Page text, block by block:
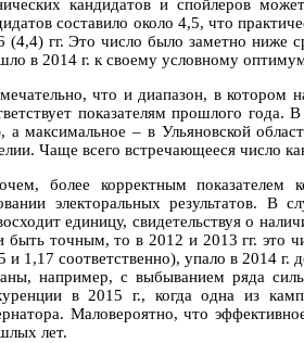
кандидатов и спойлеров
составило около 4,5, что
(4,4) гг. Это число было заметно ниже
в 2014 г. к своему условному
что и диапазон, в котором
показателям прошлого года.
а максимальное – в Ульяновской
Чаще всего встречающееся число
более корректным показателем
электоральных результатов. В
единицу, свидетельствуя о
быть точным, то в 2012 и 2013 гг. это
и 1,17 соответственно), упало в 2014
например, с выбыванием ряда
в 2015 г., когда одна из
Маловероятно, что
лет.